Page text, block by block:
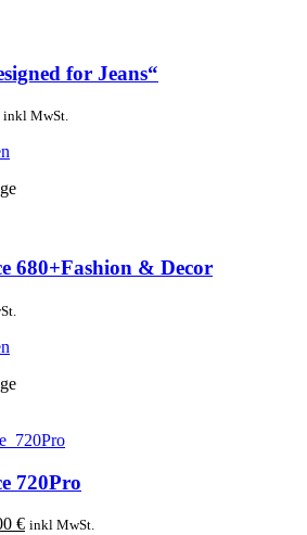
for Jeans“
inkl MwSt.
680+Fashion & Decor
720Pro
€Aktueller
inkl MwSt.